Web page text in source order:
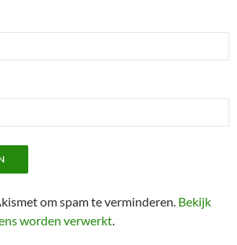
om spam te verminderen. Bekijk
worden verwerkt.